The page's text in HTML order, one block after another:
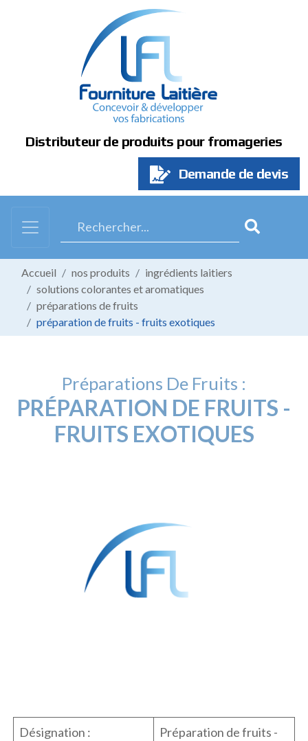
Distributeur de produits pour fromageries
Demande de devis
Accueil nos produits
ingrédients laitiers
solutions colorantes et aromatiques
préparations de fruits
préparation de fruits - fruits exotiques
Préparations De Fruits :
PRÉPARATION DE FRUITS -
FRUITS EXOTIQUES
Désignation :
Préparation de fruits -
Panneau de gestion des cookies